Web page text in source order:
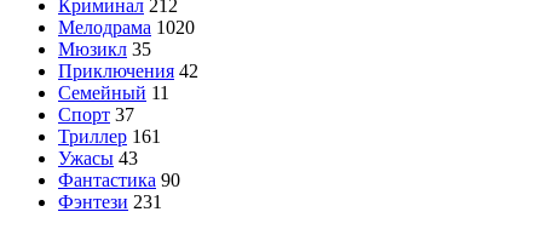
Криминал 212
Мелодрама 1020
Мюзикл 35
Приключения 42
Семейный 11
Спорт 37
Триллер 161
Ужасы 43
Фантастика 90
Фэнтези 231